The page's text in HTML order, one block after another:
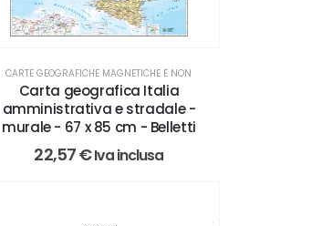
CARTE GEOGRAFICHE MAGNETICHE E NON
Carta geografica Italia
amministrativa e stradale -
murale - 67 x 85 cm - Belletti
22,57€Iva inclusa